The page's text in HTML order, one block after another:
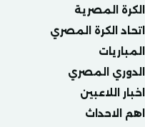
الكرة المصرية
اتحاد الكرة المصري
المباريات
الدوري المصري
اخبار اللاعبين
اهم الاحداث